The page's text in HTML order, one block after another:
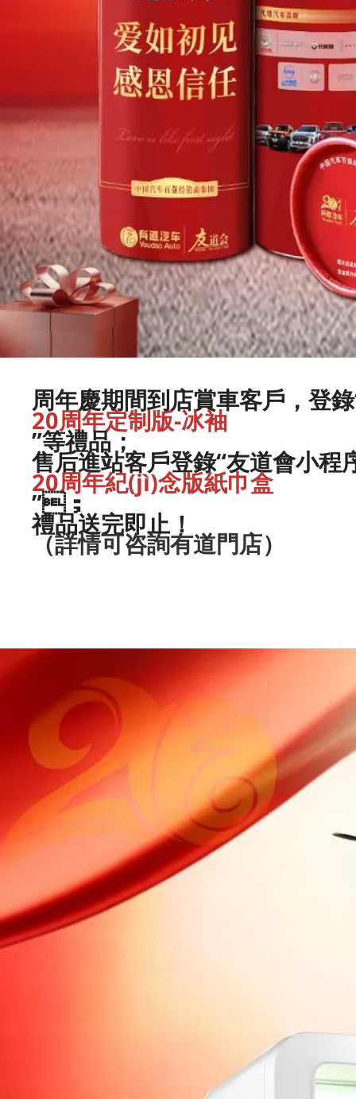
周年慶期間到店賞車客戶，登
20周年定制版-冰袖
”等禮品；
售后進站客戶登錄“友道會小程
20周年紀(jì)念版紙巾盒
”；
禮品送完即止！
（詳情可咨詢有道門店）